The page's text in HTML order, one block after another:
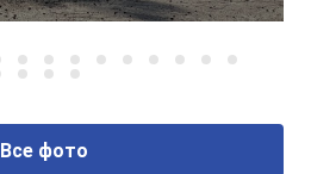
Все фото